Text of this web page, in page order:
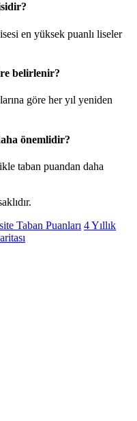
en yüksek puanlı liseler
belirlenir?
göre her yıl yeniden
önemlidir?
taban puandan daha
Taban Puanları 4 Yıllık